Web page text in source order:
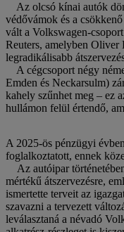
Az olcsó kínai autók
védővámok és a
vált a Volkswagen-
Reuters, amelyben
legradikálisabb
A cégcsoport négy
Emden és Neckarsulm)
kahely szűnhet meg – ez
hullámon felül értendő,
A 2025-ös pénzügyi
foglalkoztatott, ennek
Az autóipar
mértékű átszervezésre,
ismertette terveit az
szavazni a tervezett
leválasztaná a névadó